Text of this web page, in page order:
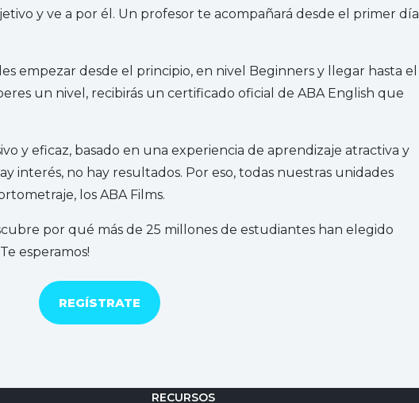
y ve a por él. Un profesor te acompañará desde el primer día
empezar desde el principio, en nivel Beginners y llegar hasta el
un nivel, recibirás un certificado oficial de ABA English que
y eficaz, basado en una experiencia de aprendizaje atractiva y
interés, no hay resultados. Por eso, todas nuestras unidades
los ABA Films.
por qué más de 25 millones de estudiantes han elegido
esperamos!
REGÍSTRATE
RECURSOS